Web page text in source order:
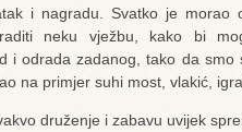
i nagradu. Svatko je morao
neku vježbu, kako bi
i odrada zadanog, tako da smo
na primjer suhi most, vlakić,
druženje i zabavu uvijek